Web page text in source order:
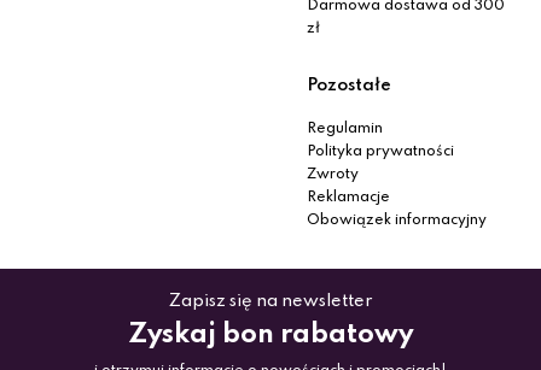
Darmowa dostawa od 300
zł
Pozostałe
Regulamin
Polityka prywatności
Zwroty
Reklamacje
Obowiązek informacyjny
Zapisz się na newsletter
Zyskaj bon rabatowy